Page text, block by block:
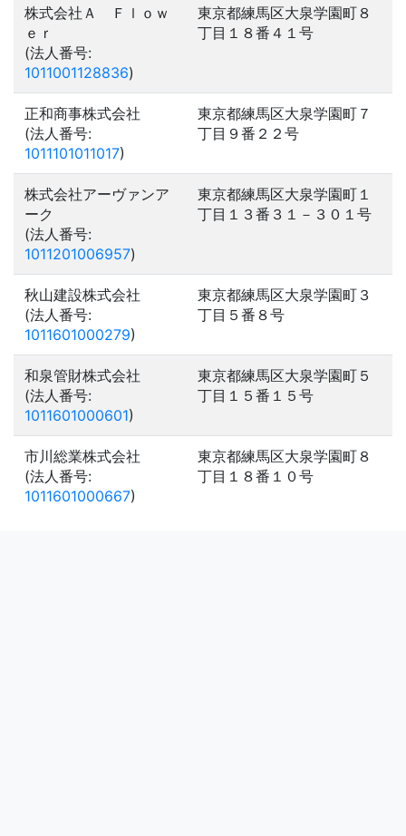
株式会社Ａ Ｆｌｏｗ
ｅｒ
(法人番号:
1011001128836)
東京都練馬区大泉学園町８
丁目１８番４１号
正和商事株式会社
(法人番号:
1011101011017)
東京都練馬区大泉学園町７
丁目９番２２号
株式会社アーヴァンア
ーク
(法人番号:
1011201006957)
東京都練馬区大泉学園町１
丁目１３番３１－３０１号
秋山建設株式会社
(法人番号:
1011601000279)
東京都練馬区大泉学園町３
丁目５番８号
和泉管財株式会社
(法人番号:
1011601000601)
東京都練馬区大泉学園町５
丁目１５番１５号
市川総業株式会社
(法人番号:
1011601000667)
東京都練馬区大泉学園町８
丁目１８番１０号